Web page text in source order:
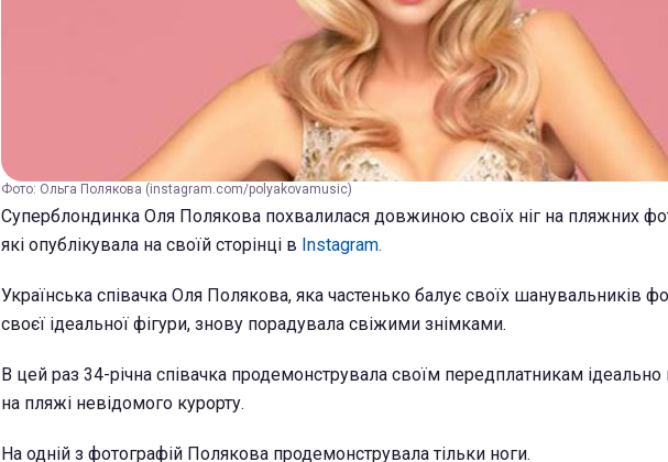
Фото: Ольга Полякова (instagram.com/polyakovamusic)
Суперблондинка Оля Полякова похвалилася довжиною своїх ніг на пляжних
які опублікувала на своїй сторінці в Instagram.
Українська співачка Оля Полякова, яка частенько балує своїх шанувальників
своєї ідеальної фігури, знову порадувала свіжими знімками.
В цей раз 34-річна співачка продемонструвала своїм передплатникам ідеально
на пляжі невідомого курорту.
На одній з фотографій Полякова продемонструвала тільки ноги.